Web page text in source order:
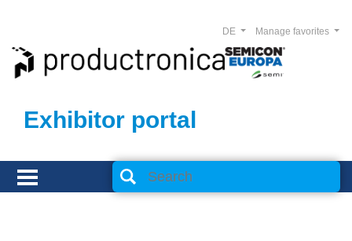
Exhibitor portal
Manage favorites
DE